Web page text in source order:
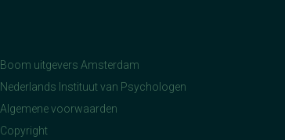
Boom uitgevers Amsterdam
Nederlands Instituut van Psychologen
Algemene voorwaarden
Copyright